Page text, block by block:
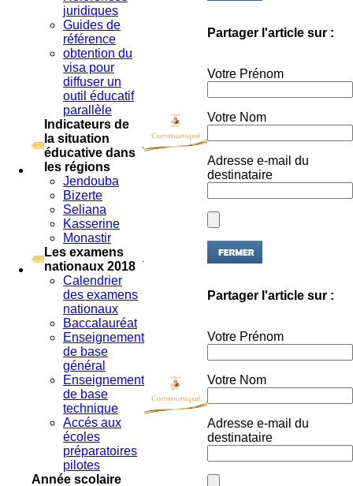
juridiques
Guides de
référence
obtention du
visa pour
diffuser un
outil éducatif
parallèle
Indicateurs de
la situation
éducative dans
les régions
Jendouba
Bizerte
Seliana
Kasserine
Monastir
Les examens
nationaux 2018
Calendrier
des examens
nationaux
Baccalauréat
Enseignement
de base
général
Enseignement
de base
technique
Accés aux
écoles
préparatoires
pilotes
Année scolaire
destinataire
destinataire